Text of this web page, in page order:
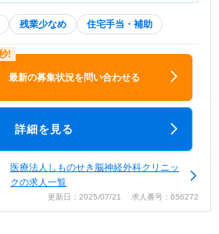
残業少なめ 住宅手当・補助
最新の募集状況を問い合わせる
詳細を見る
医療法人しものせき脳神経外科クリニッ
クの求人一覧
更新日：2025/07/21 求人番号：656272